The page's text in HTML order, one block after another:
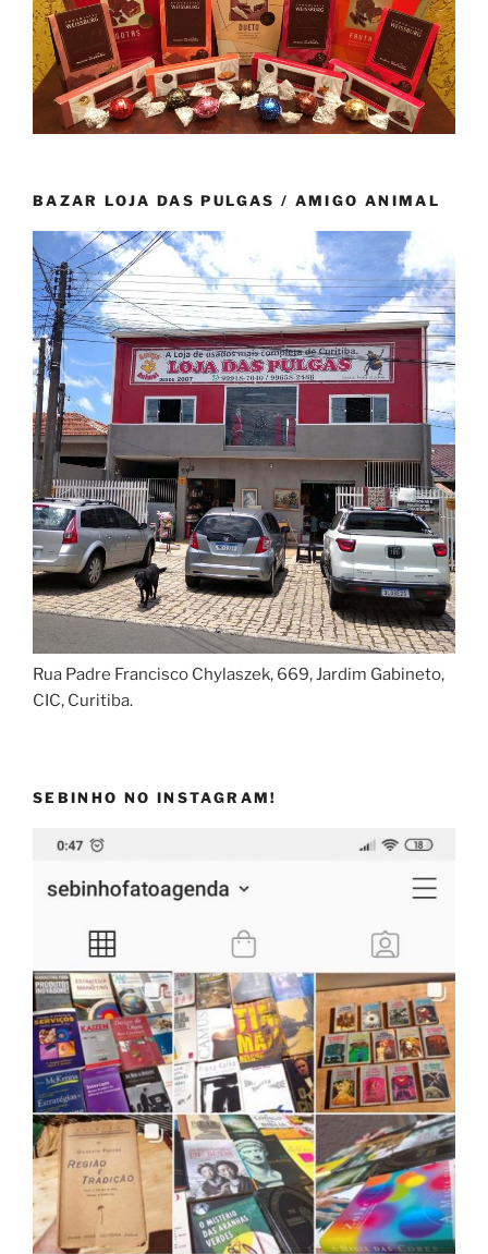
BAZAR LOJA DAS PULGAS / AMIGO ANIMAL
Rua Padre Francisco Chylaszek, 669, Jardim Gabineto,
CIC, Curitiba.
SEBINHO NO INSTAGRAM!